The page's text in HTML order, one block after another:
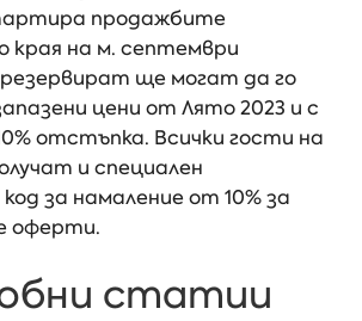
продажбите
края на м. септември
ще могат да го
цени от Лято 2023 и с
отстъпка. Всички гости на
и специален
за намаление от 10% за
оферти.
статии